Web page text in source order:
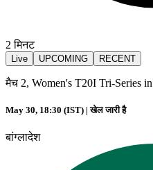
2 मिनट
Live UPCOMING RECENT
मैच 2, Women's T20I Tri-Series
May 30, 18:30 (IST) |खेल जारी है
बांग्लादेश